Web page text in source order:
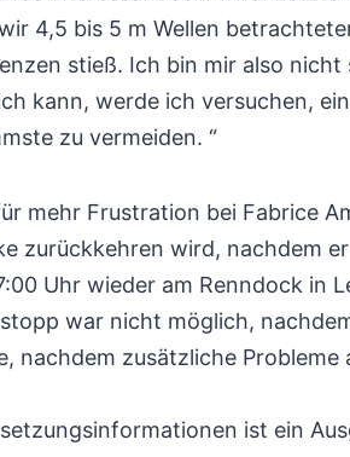
4,5 bis 5 m Wellen
stieß. Ich bin mir also nicht
kann, werde ich versuchen,
zu vermeiden. “
mehr Frustration bei Fabrice
zurückkehren wird, nachdem
Uhr wieder am Renndock in
war nicht möglich,
nachdem zusätzliche Probleme
ist ein